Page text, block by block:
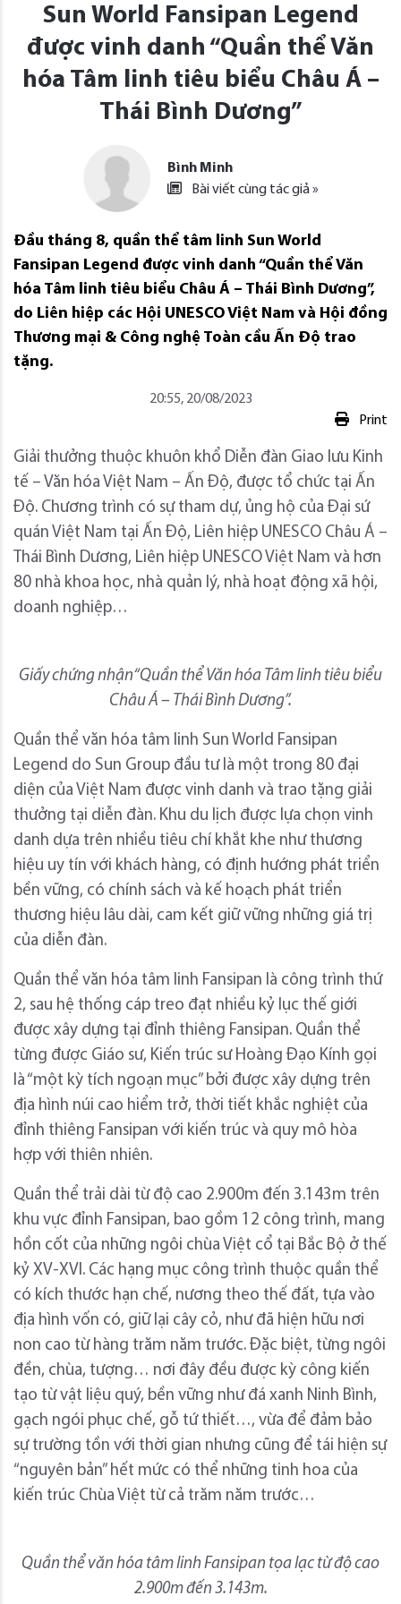
Sun World Fansipan Legend
được vinh danh “Quần thể Văn
hóa Tâm linh tiêu biểu Châu Á –
Thái Bình Dương”
Bình Minh
Bài viết cùng tác giả »
Đầu tháng 8, quần thể tâm linh Sun World
Fansipan Legend được vinh danh “Quần thể Văn
hóa Tâm linh tiêu biểu Châu Á – Thái Bình Dương”,
do Liên hiệp các Hội UNESCO Việt Nam và Hội đồng
Thương mại & Công nghệ Toàn cầu Ấn Độ trao
tặng.
20:55, 20/08/2023
Print
Giải thưởng thuộc khuôn khổ Diễn đàn Giao lưu Kinh
tế – Văn hóa Việt Nam – Ấn Độ, được tổ chức tại Ấn
Độ. Chương trình có sự tham dự, ủng hộ của Đại sứ
quán Việt Nam tại Ấn Độ, Liên hiệp UNESCO Châu Á –
Thái Bình Dương, Liên hiệp UNESCO Việt Nam và hơn
80 nhà khoa học, nhà quản lý, nhà hoạt động xã hội,
doanh nghiệp…
Giấy chứng nhận“Quần thể Văn hóa Tâm linh tiêu biểu
Châu Á – Thái Bình Dương”.
Quần thể văn hóa tâm linh Sun World Fansipan
Legend do Sun Group đầu tư là một trong 80 đại
diện của Việt Nam được vinh danh và trao tặng giải
thưởng tại diễn đàn. Khu du lịch được lựa chọn vinh
danh dựa trên nhiều tiêu chí khắt khe như thương
hiệu uy tín với khách hàng, có định hướng phát triển
bền vững, có chính sách và kế hoạch phát triển
thương hiệu lâu dài, cam kết giữ vững những giá trị
của diễn đàn.
Quần thể văn hóa tâm linh Fansipan là công trình thứ
2, sau hệ thống cáp treo đạt nhiều kỷ lục thế giới
được xây dựng tại đỉnh thiêng Fansipan. Quần thể
từng được Giáo sư, Kiến trúc sư Hoàng Đạo Kính gọi
là “một kỳ tích ngoạn mục” bởi được xây dựng trên
địa hình núi cao hiểm trở, thời tiết khắc nghiệt của
đỉnh thiêng Fansipan với kiến trúc và quy mô hòa
hợp với thiên nhiên.
Quần thể trải dài từ độ cao 2.900m đến 3.143m trên
khu vực đỉnh Fansipan, bao gồm 12 công trình, mang
hồn cốt của những ngôi chùa Việt cổ tại Bắc Bộ ở thế
kỷ XV-XVI. Các hạng mục công trình thuộc quần thể
có kích thước hạn chế, nương theo thế đất, tựa vào
địa hình vốn có, giữ lại cây cỏ, như đã hiện hữu nơi
non cao từ hàng trăm năm trước. Đặc biệt, từng ngôi
đền, chùa, tượng… nơi đây đều được kỳ công kiến
tạo từ vật liệu quý, bền vững như đá xanh Ninh Bình,
gạch ngói phục chế, gỗ tứ thiết…, vừa để đảm bảo
sự trường tồn với thời gian nhưng cũng để tái hiện sự
“nguyên bản” hết mức có thể những tinh hoa của
kiến trúc Chùa Việt từ cả trăm năm trước…
Quần thể văn hóa tâm linh Fansipan tọa lạc từ độ cao
2.900m đến 3.143m.